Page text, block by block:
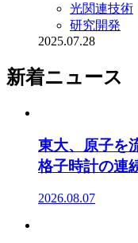
光関連技術
研究開発
2025.07.28
新着ニュース
東大、原子を
格子時計の連
2026.08.07